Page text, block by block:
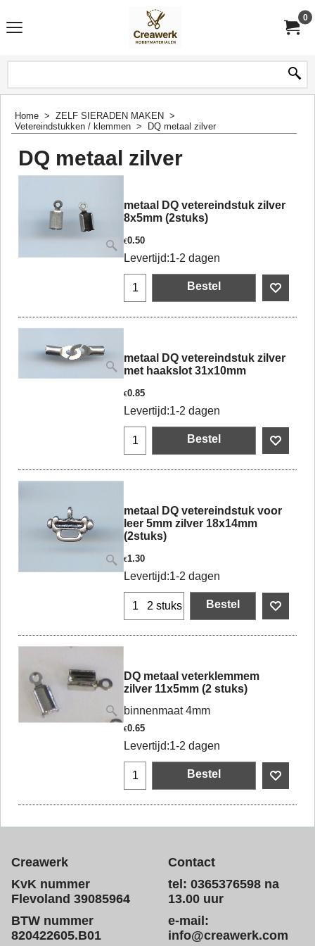
0
Home > ZELF SIERADEN MAKEN >
Vetereindstukken / klemmen > DQ metaal zilver
DQ metaal zilver
metaal DQ vetereindstuk zilver
8x5mm (2stuks)
€0.50
Levertijd:1-2 dagen
Bestel
metaal DQ vetereindstuk zilver
met haakslot 31x10mm
€0.85
Levertijd:1-2 dagen
Bestel
metaal DQ vetereindstuk voor
leer 5mm zilver 18x14mm
(2stuks)
€1.30
Levertijd:1-2 dagen
2 stuks Bestel
DQ metaal veterklemmem
zilver 11x5mm (2 stuks)
binnenmaat 4mm
€0.65
Levertijd:1-2 dagen
Bestel
Creawerk
KvK nummer
Flevoland 39085964
BTW nummer
820422605.B01
Contact
tel: 0365376598 na
13.00 uur
e-mail:
info@creawerk.com